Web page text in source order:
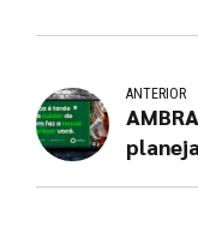
ANTERIOR